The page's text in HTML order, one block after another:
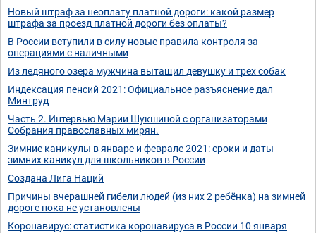
Новый штраф за неоплату платной дороги: какой размер
штрафа за проезд платной дороги без оплаты?
В России вступили в силу новые правила контроля за
операциями с наличными
Из ледяного озера мужчина вытащил девушку и трех собак
Индексация пенсий 2021: Официальное разъяснение дал
Минтруд
Часть 2. Интервью Марии Шукшиной с организаторами
Собрания православных мирян.
Зимние каникулы в январе и феврале 2021: сроки и даты
зимних каникул для школьников в России
Создана Лига Наций
Причины вчерашней гибели людей (из них 2 ребёнка) на зимней
дороге пока не установлены
Коронавирус: статистика коронавируса в России 10 января